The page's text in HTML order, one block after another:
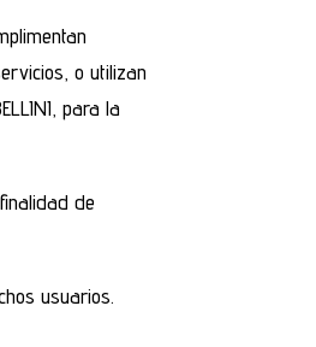
o utilizan
para la
de
usuarios.